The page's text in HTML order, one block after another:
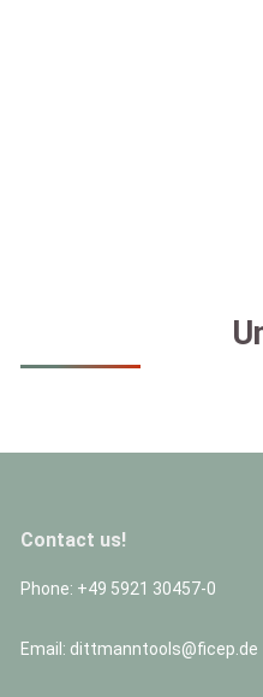
Contact us!
Phone: +49 5921 30457-0
Email: dittmanntools@ficep.de